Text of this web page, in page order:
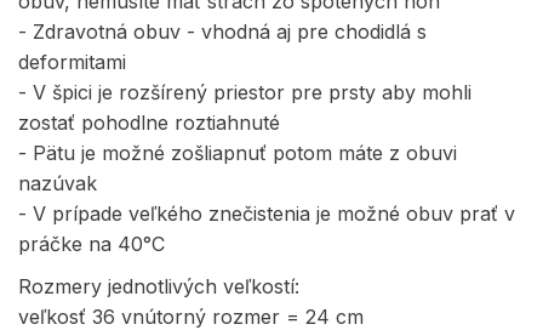
- Zdravotná obuv - vhodná aj pre chodidlá s
deformitami
- V špici je rozšírený priestor pre prsty aby mohli
zostať pohodlne roztiahnuté
- Pätu je možné zošliapnuť potom máte z obuvi
nazúvak
- V prípade veľkého znečistenia je možné obuv prať v
práčke na 40°C
Rozmery jednotlivých veľkostí:
veľkosť 36 vnútorný rozmer = 24 cm